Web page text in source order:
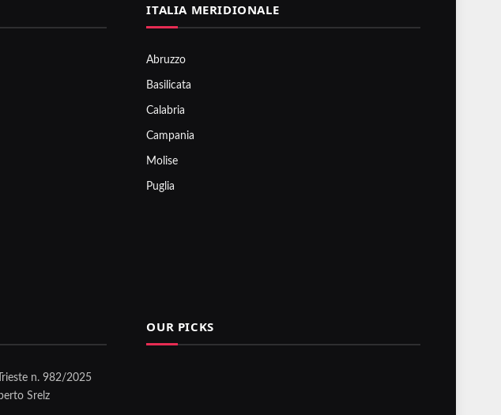
ITALIA MERIDIONALE
Abruzzo
Basilicata
Calabria
Campania
Molise
Puglia
n. 982/2025
Srelz
OUR PICKS